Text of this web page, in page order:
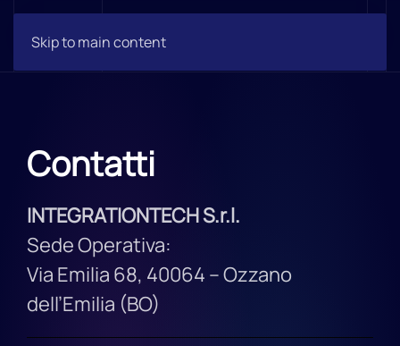
Skip to main content
Contatti
INTEGRATIONTECH S.r.l.
Sede Operativa:
Via Emilia 68, 40064 – Ozzano
dell’Emilia (BO)